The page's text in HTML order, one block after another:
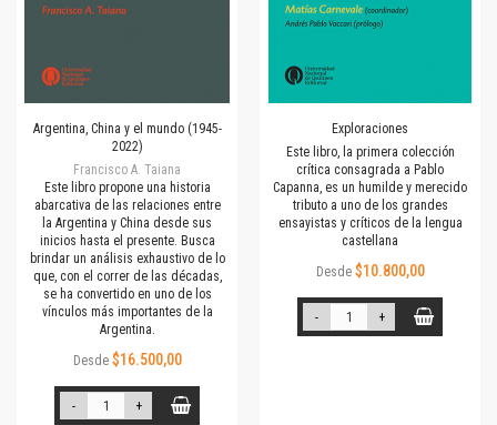
Argentina, China y el mundo (1945-
2022)
Francisco A. Taiana
Este libro propone una historia
abarcativa de las relaciones entre
la Argentina y China desde sus
inicios hasta el presente. Busca
brindar un análisis exhaustivo de lo
que, con el correr de las décadas,
se ha convertido en uno de los
vínculos más importantes de la
Argentina.
Desde $16.500,00
- +
Exploraciones
Este libro, la primera colección
crítica consagrada a Pablo
Capanna, es un humilde y merecido
tributo a uno de los grandes
ensayistas y críticos de la lengua
castellana
Desde $10.800,00
- +